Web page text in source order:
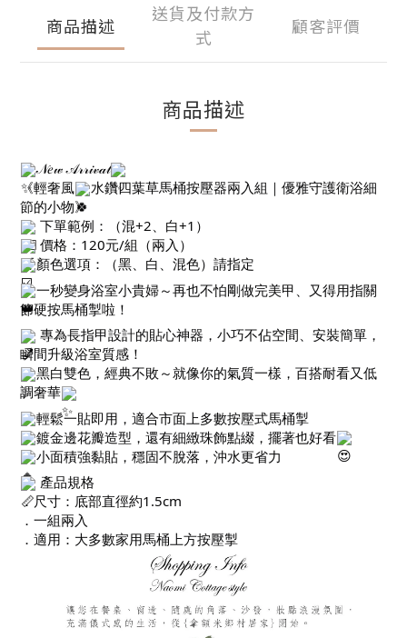
商品描述
送貨及付款方
式
顧客評價
商品描述
𝒩𝑒𝓌 𝒜𝓇𝓇𝒾𝓋𝒶𝓁
《輕奢風
水鑽四葉草馬桶按壓器兩入組｜優雅守護衛浴細
節的小物》
下單範例：（混+2、白+1）
價格：120元/組（兩入）
顏色選項：（黑、白、混色）請指定
一秒變身浴室小貴婦～再也不怕剛做完美甲、又得用指關
節硬按馬桶掣啦！
專為長指甲設計的貼心神器，小巧不佔空間、安裝簡單，
瞬間升級浴室質感！
黑白雙色，經典不敗～就像你的氣質一樣，百搭耐看又低
調奢華
輕鬆一貼即用，適合市面上多數按壓式馬桶掣
鍍金邊花瓣造型，還有細緻珠飾點綴，擺著也好看
小面積強黏貼，穩固不脫落，沖水更省力
產品規格
．尺寸：底部直徑約1.5cm
．一組兩入
．適用：大多數家用馬桶上方按壓掣